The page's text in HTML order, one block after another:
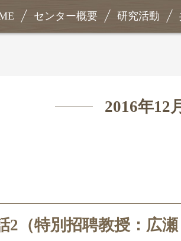
センター概要 研究活動
2016年12
（特別招聘教授：広瀬